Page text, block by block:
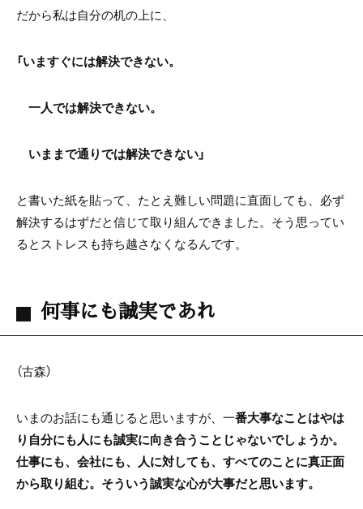
だから私は自分の机の上に、
「いますぐには解決できない。
一人では解決できない。
いままで通りでは解決できない」
と書いた紙を貼って、たとえ難しい問題に直面しても、必ず
解決するはずだと信じて取り組んできました。そう思ってい
るとストレスも持ち越さなくなるんです。
何事にも誠実であれ
（古森）
いまのお話にも通じると思いますが、一番大事なことはやは
り自分にも人にも誠実に向き合うことじゃないでしょうか。
仕事にも、会社にも、人に対しても、すべてのことに真正面
から取り組む。そういう誠実な心が大事だと思います。